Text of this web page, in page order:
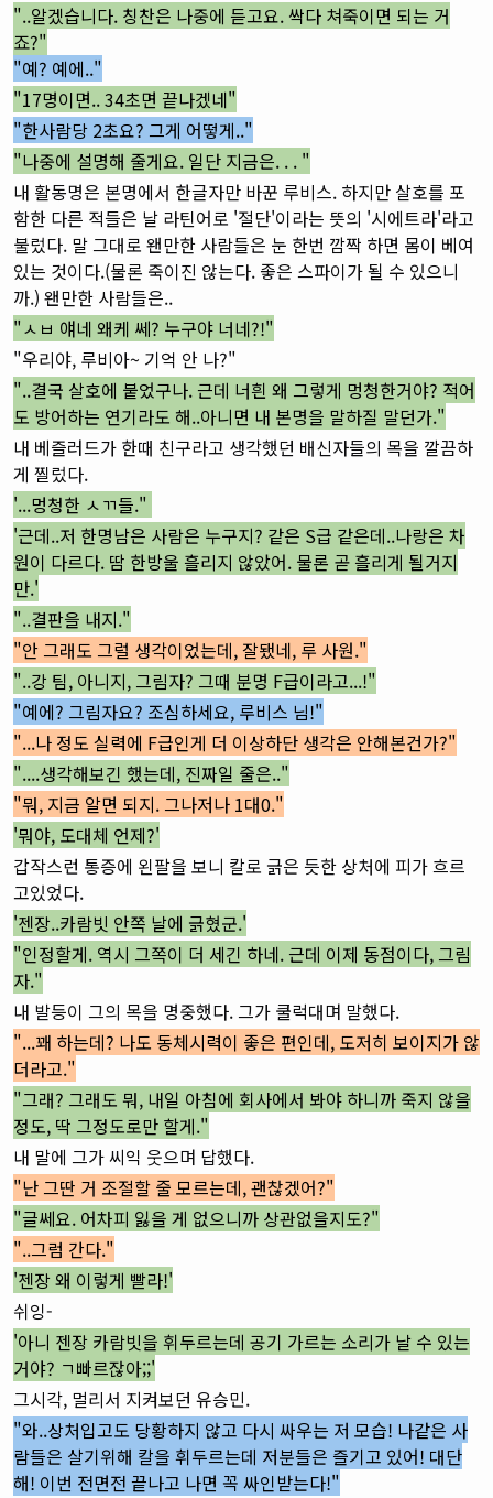
"..알겠습니다. 칭찬은 나중에 듣고요. 싹다 쳐죽이면 되는 거
죠?"
"예? 예에.."
"17명이면.. 34초면 끝나겠네"
"한사람당 2초요? 그게 어떻게.."
"나중에 설명해 줄게요. 일단 지금은. . . "
내 활동명은 본명에서 한글자만 바꾼 루비스. 하지만 살호를 포
함한 다른 적들은 날 라틴어로 '절단'이라는 뜻의 '시에트라'라고
불렀다. 말 그대로 왠만한 사람들은 눈 한번 깜짝 하면 몸이 베여
있는 것이다.(물론 죽이진 않는다. 좋은 스파이가 될 수 있으니
까.) 왠만한 사람들은..
"ㅅㅂ 얘네 왜케 쎄? 누구야 너네?!"
"우리야, 루비아~ 기억 안 나?"
"..결국 살호에 붙었구나. 근데 너흰 왜 그렇게 멍청한거야? 적어
도 방어하는 연기라도 해..아니면 내 본명을 말하질 말던가."
내 베즐러드가 한때 친구라고 생각했던 배신자들의 목을 깔끔하
게 찔렀다.
'...멍청한 ㅅㄲ들."
'근데..저 한명남은 사람은 누구지? 같은 S급 같은데..나랑은 차
원이 다르다. 땀 한방울 흘리지 않았어. 물론 곧 흘리게 될거지
만.'
"..결판을 내지."
"안 그래도 그럴 생각이었는데, 잘됐네, 루 사원."
"..강 팀, 아니지, 그림자? 그때 분명 F급이라고...!"
"예에? 그림자요? 조심하세요, 루비스 님!"
"...나 정도 실력에 F급인게 더 이상하단 생각은 안해본건가?"
"....생각해보긴 했는데, 진짜일 줄은.."
"뭐, 지금 알면 되지. 그나저나 1대0."
'뭐야, 도대체 언제?'
갑작스런 통증에 왼팔을 보니 칼로 긁은 듯한 상처에 피가 흐르
고있었다.
'젠장..카람빗 안쪽 날에 긁혔군.'
"인정할게. 역시 그쪽이 더 세긴 하네. 근데 이제 동점이다, 그림
자."
내 발등이 그의 목을 명중했다. 그가 쿨럭대며 말했다.
"...꽤 하는데? 나도 동체시력이 좋은 편인데, 도저히 보이지가 않
더라고."
"그래? 그래도 뭐, 내일 아침에 회사에서 봐야 하니까 죽지 않을
정도, 딱 그정도로만 할게."
내 말에 그가 씨익 웃으며 답했다.
"난 그딴 거 조절할 줄 모르는데, 괜찮겠어?"
"글쎄요. 어차피 잃을 게 없으니까 상관없을지도?"
"..그럼 간다."
'젠장 왜 이렇게 빨라!'
쉬잉-
'아니 젠장 카람빗을 휘두르는데 공기 가르는 소리가 날 수 있는
거야? ㄱ빠르잖아;;'
그시각, 멀리서 지켜보던 유승민.
"와..상처입고도 당황하지 않고 다시 싸우는 저 모습! 나같은 사
람들은 살기위해 칼을 휘두르는데 저분들은 즐기고 있어! 대단
해! 이번 전면전 끝나고 나면 꼭 싸인받는다!"